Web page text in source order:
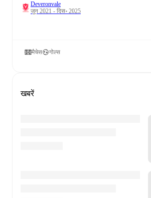
Deveronvale
जून 2021 - दिस॰ 2025
मैचेस गोल्स
खबरें